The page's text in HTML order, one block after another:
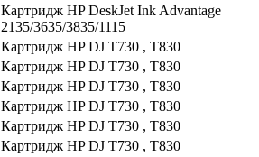
Картридж HP DeskJet Ink Advantage
2135/3635/3835/1115
Картридж HP DJ T730 , T830
Картридж HP DJ T730 , T830
Картридж HP DJ T730 , T830
Картридж HP DJ T730 , T830
Картридж HP DJ T730 , T830
Картридж HP DJ T730 , T830